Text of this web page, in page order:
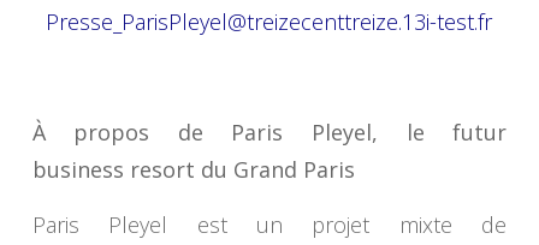
Presse_ParisPleyel@treizecenttreize.13i-test.fr
À propos de Paris Pleyel, le futur
business resort du Grand Paris
Paris Pleyel est un projet mixte de